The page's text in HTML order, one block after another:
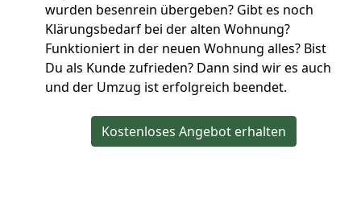
wurden besenrein übergeben? Gibt es noch
Klärungsbedarf bei der alten Wohnung?
Funktioniert in der neuen Wohnung alles? Bist
Du als Kunde zufrieden? Dann sind wir es auch
und der Umzug ist erfolgreich beendet.
Kostenloses Angebot erhalten